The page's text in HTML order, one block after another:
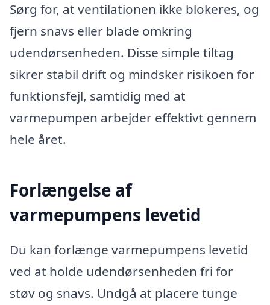
Sørg for, at ventilationen ikke blokeres, og
fjern snavs eller blade omkring
udendørsenheden. Disse simple tiltag
sikrer stabil drift og mindsker risikoen for
funktionsfejl, samtidig med at
varmepumpen arbejder effektivt gennem
hele året.
Forlængelse af
varmepumpens levetid
Du kan forlænge varmepumpens levetid
ved at holde udendørsenheden fri for
støv og snavs. Undgå at placere tunge